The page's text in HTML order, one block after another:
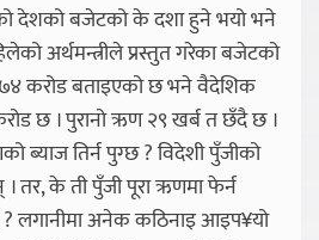
देशको बजेटको के दशा हुने भयो भने
अर्थमन्त्रीले प्रस्तुत गरेका बजेटको
करोड बताइएको छ भने वैदेशिक
छ । पुरानो ऋण २९ खर्ब त छँदै छ ।
ब्याज तिर्न पुग्छ ? विदेशी पुँजीको
। तर, के ती पुँजी पूरा ऋणमा फेर्न
लगानीमा अनेक कठिनाइ आइप¥यो